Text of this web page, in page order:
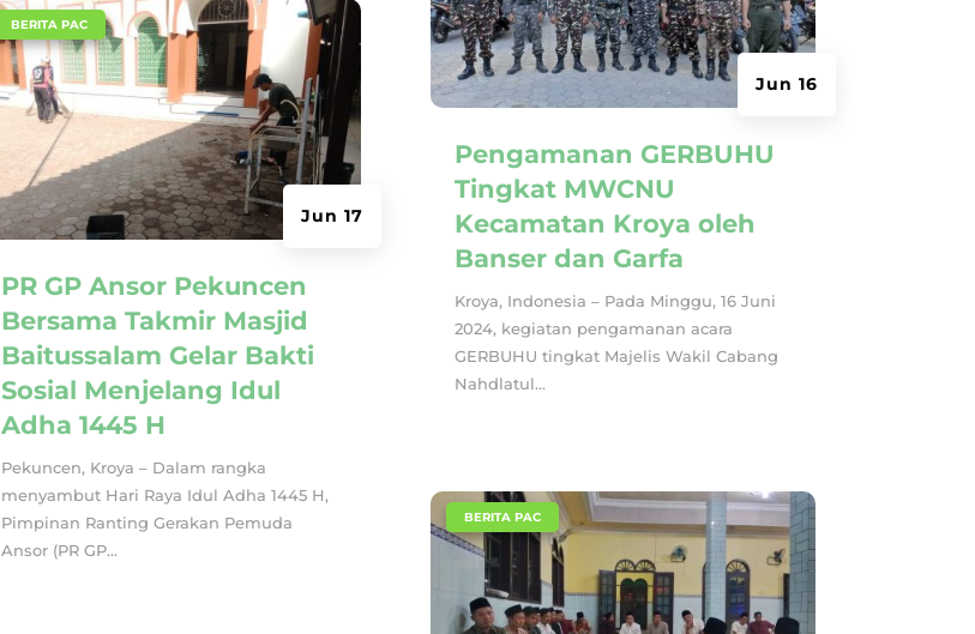
PR GP Ansor Pekuncen
Bersama Takmir Masjid
Baitussalam Gelar Bakti
Sosial Menjelang Idul
Adha 1445 H
Jun 17
BERITA PAC
Pekuncen, Kroya – Dalam rangka
menyambut Hari Raya Idul Adha 1445 H,
Pimpinan Ranting Gerakan Pemuda
Ansor (PR GP...
Pengamanan GERBUHU
Tingkat MWCNU
Kecamatan Kroya oleh
Banser dan Garfa
Jun 16
Kroya, Indonesia – Pada Minggu, 16 Juni
2024, kegiatan pengamanan acara
GERBUHU tingkat Majelis Wakil Cabang
Nahdlatul...
BERITA PAC